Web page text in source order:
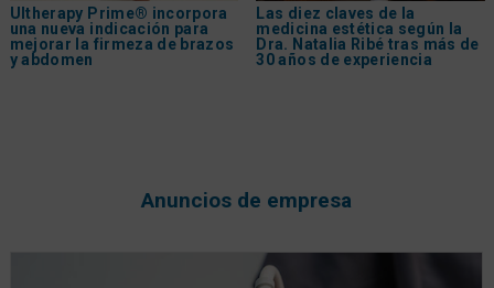
Ultherapy Prime® incorpora
una nueva indicación para
mejorar la firmeza de brazos
y abdomen
Las diez claves de la
medicina estética según la
Dra. Natalia Ribé tras más de
30 años de experiencia
Anuncios de empresa